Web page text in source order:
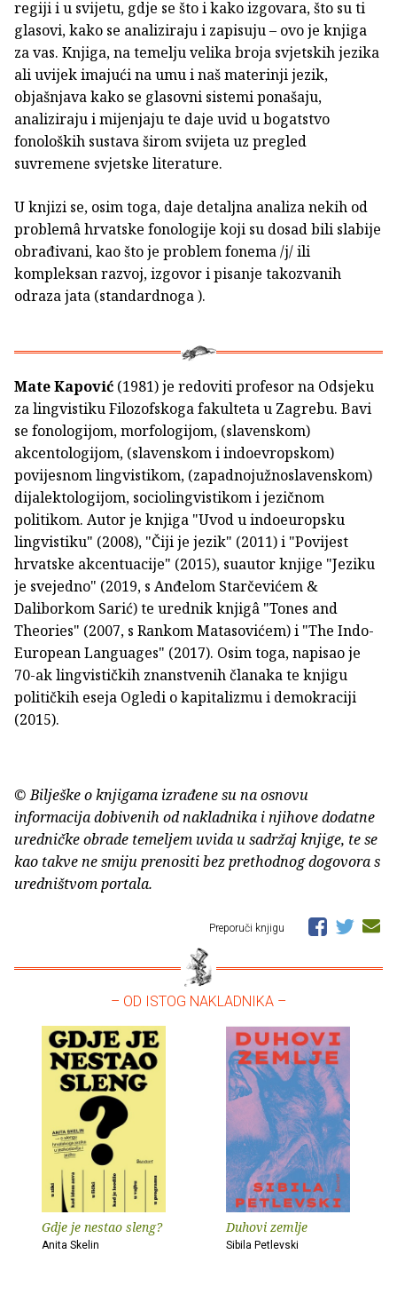
regiji i u svijetu, gdje se što i kako izgovara, što su ti
glasovi, kako se analiziraju i zapisuju – ovo je knjiga
za vas. Knjiga, na temelju velika broja svjetskih jezika
ali uvijek imajući na umu i naš materinji jezik,
objašnjava kako se glasovni sistemi ponašaju,
analiziraju i mijenjaju te daje uvid u bogatstvo
fonoloških sustava širom svijeta uz pregled
suvremene svjetske literature.
U knjizi se, osim toga, daje detaljna analiza nekih od
problemâ hrvatske fonologije koji su dosad bili slabije
obrađivani, kao što je problem fonema /j/ ili
kompleksan razvoj, izgovor i pisanje takozvanih
odraza jata (standardnoga ).
Mate Kapović (1981) je redoviti profesor na Odsjeku
za lingvistiku Filozofskoga fakulteta u Zagrebu. Bavi
se fonologijom, morfologijom, (slavenskom)
akcentologijom, (slavenskom i indoevropskom)
povijesnom lingvistikom, (zapadnojužnoslavenskom)
dijalektologijom, sociolingvistikom i jezičnom
politikom. Autor je knjiga "Uvod u indoeuropsku
lingvistiku" (2008), "Čiji je jezik" (2011) i "Povijest
hrvatske akcentuacije" (2015), suautor knjige "Jeziku
je svejedno" (2019, s Anđelom Starčevićem &
Daliborkom Sarić) te urednik knjigâ "Tones and
Theories" (2007, s Rankom Matasovićem) i "The Indo-
European Languages" (2017). Osim toga, napisao je
70-ak lingvističkih znanstvenih članaka te knjigu
političkih eseja Ogledi o kapitalizmu i demokraciji
(2015).
© Bilješke o knjigama izrađene su na osnovu
informacija dobivenih od nakladnika i njihove dodatne
uredničke obrade temeljem uvida u sadržaj knjige, te se
kao takve ne smiju prenositi bez prethodnog dogovora s
uredništvom portala.
Preporuči knjigu
– OD ISTOG NAKLADNIKA –
Gdje je nestao sleng?
Anita Skelin
Duhovi zemlje
Sibila Petlevski